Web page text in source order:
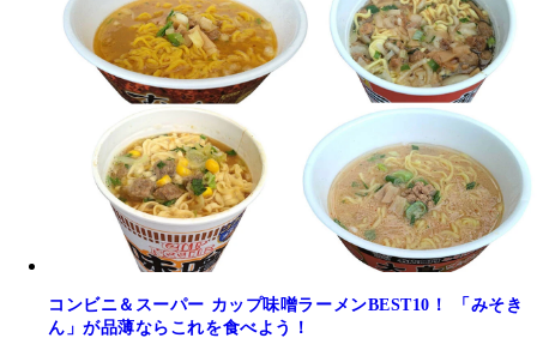
コンビニ＆スーパー カップ味噌ラーメンBEST10！ 「みそき
ん」が品薄ならこれを食べよう！